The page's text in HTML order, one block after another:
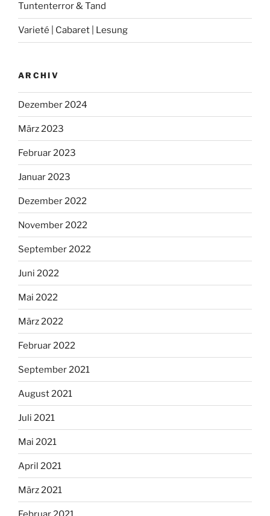
Tuntenterror & Tand
Varieté | Cabaret | Lesung
ARCHIV
Dezember 2024
März 2023
Februar 2023
Januar 2023
Dezember 2022
November 2022
September 2022
Juni 2022
Mai 2022
März 2022
Februar 2022
September 2021
August 2021
Juli 2021
Mai 2021
April 2021
März 2021